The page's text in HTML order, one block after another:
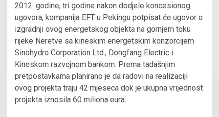
2012. godine, tri godine nakon dodjele koncesionog
ugovora, kompanija EFT u Pekingu potpisat će ugovor o
izgradnji ovog energetskog objekta na gornjem toku
rijeke Neretve sa kineskim energetskim konzorcijem
Sinohydro Corporation Ltd., Dongfang Electric i
Kineskom razvojnom bankom. Prema tadašnjim
pretpostavkama planirano je da radovi na realizaciji
ovog projekta traju 42 mjeseca dok je ukupna vrijednost
projekta iznosila 60 miliona eura.